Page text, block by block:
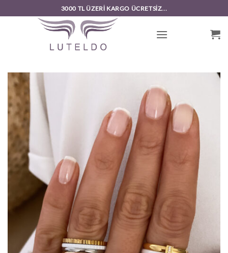
atla
3000 TL ÜZERI KARGO ÜCRETSIZ...